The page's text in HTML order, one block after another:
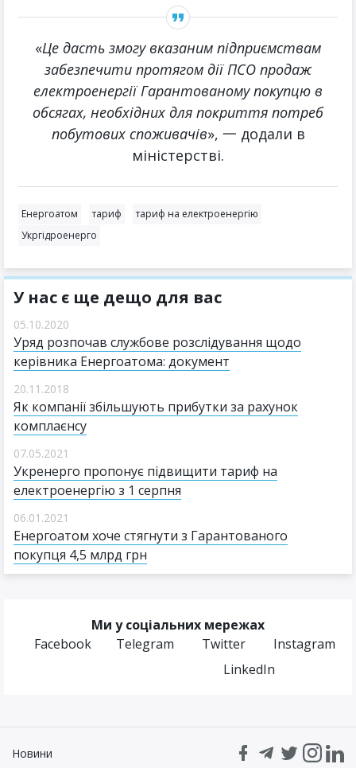
«Це дасть змогу вказаним підприємствам
забезпечити протягом дії ПСО продаж
електроенергії Гарантованому покупцю в
обсягах, необхідних для покриття потреб
побутових споживачів», 一 додали в
міністерстві.
Енергоатом тариф
тариф на електроенергію
Укргідроенерго
У нас є ще дещо для вас
05.10.2020
Уряд розпочав службове розслідування щодо
керівника Енергоатома: документ
20.11.2018
Як компанії збільшують прибутки за рахунок
комплаєнсу
07.05.2021
Укренерго пропонує підвищити тариф на
електроенергію з 1 серпня
06.01.2021
Енергоатом хоче стягнути з Гарантованого
покупця 4,5 млрд грн
Ми у соціальних мережах
Facebook
Telegram Twitter
Instagram
LinkedIn
Новини